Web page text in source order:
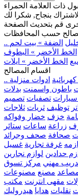
ذات العلامة الحمراء
بنجاح, شكرا لك
قم بتحديث الصفحة
حسب المحافظات
الضفة » بيت لحم
الخط الأخضر » البطوف
الخط الأخضر » ايلات
اقسام المصالح
ادوات منزلية
باطون واسمنت بدلات
تصفيات تصميم
توظيف ثريات ثلاجات
خزف خضار وفواكه
زراعة ساعات ستائر
صحافة صحف وجرائد
غرفة تجارية غسيل
حدادين لوازم نجارين
مهني مركز تسوق
مصنع مصنوعات
مقهى انترنت مكتب
نقليات هدايا هيدروليك